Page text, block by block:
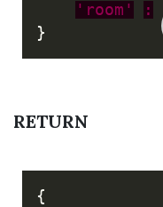
'room'
:
}
RETURN
{